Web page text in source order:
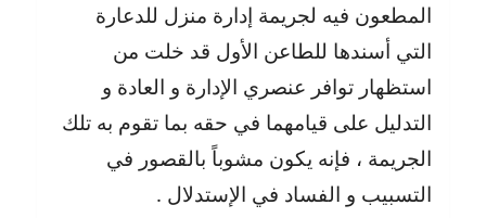
المطعون فيه لجريمة إدارة منزل للدعارة
التي أسندها للطاعن الأول قد خلت من
استظهار توافر عنصري الإدارة و العادة و
التدليل على قيامهما في حقه بما تقوم به تلك
الجريمة ، فإنه يكون مشوباً بالقصور في
التسبيب و الفساد في الإستدلال .